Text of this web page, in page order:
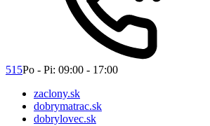
515Po - Pi: 09:00 - 17:00
zaclony.sk
dobrymatrac.sk
dobrylovec.sk